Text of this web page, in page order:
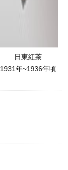
日東紅茶
1931年~1936年頃